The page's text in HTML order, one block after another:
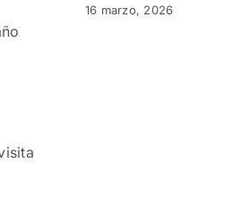
16 marzo, 2026